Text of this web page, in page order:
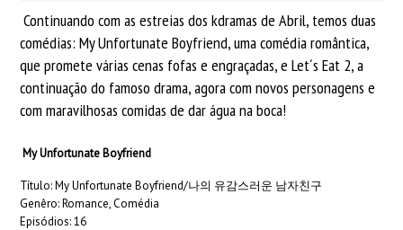
Continuando com as estreias dos kdramas de Abril, temos duas
comédias: My Unfortunate Boyfriend, uma comédia romântica,
que promete várias cenas fofas e engraçadas, e Let´s Eat 2, a
continuação do famoso drama, agora com novos personagens e
com maravilhosas comidas de dar água na boca!
My Unfortunate Boyfriend
Título: My Unfortunate Boyfriend/나의 유감스러운 남자친구
Genêro: Romance, Comédia
Episódios: 16